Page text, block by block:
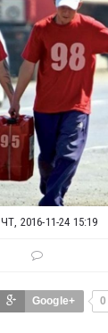
ЧТ, 2016-11-24 15:19
Google+ 0